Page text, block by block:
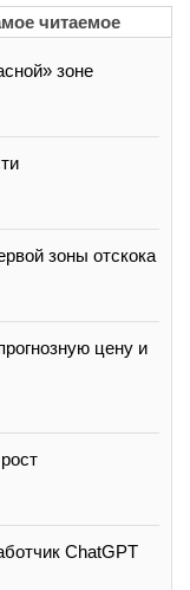
читаемое
зоне
зоны отскока
цену и
ChatGPT